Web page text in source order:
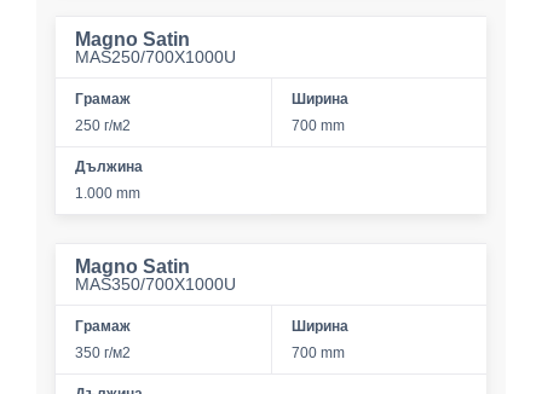
Magno Satin
MAS250/700X1000U
Грамаж
250 г/м2
Ширина
700 mm
Дължина
1.000 mm
Magno Satin
MAS350/700X1000U
Грамаж
350 г/м2
Ширина
700 mm